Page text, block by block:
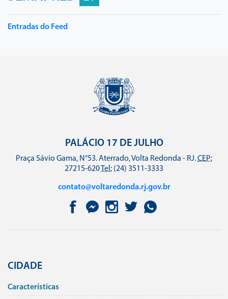
Entradas do Feed
PALÁCIO 17 DE JULHO
Praça Sávio Gama, N°53. Aterrado, Volta Redonda - RJ.CEP:
27215-620Tel: (24) 3511-3333
contato@voltaredonda.rj.gov.br
CIDADE
Caracterí­sticas